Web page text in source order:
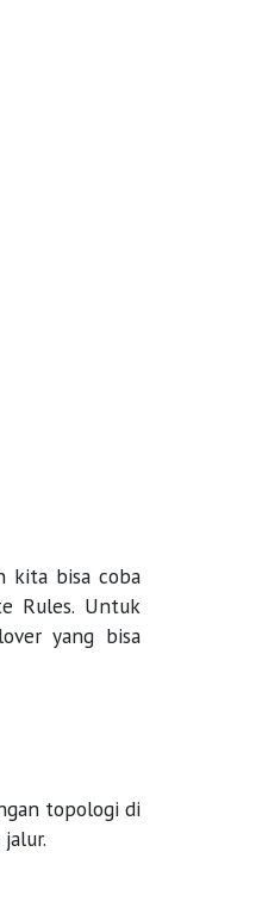
kita bisa coba
Rules. Untuk
yang bisa
topologi di